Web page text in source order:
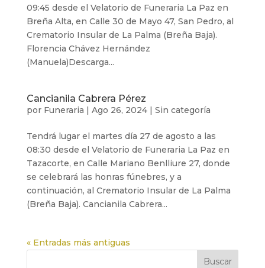
09:45 desde el Velatorio de Funeraria La Paz en
Breña Alta, en Calle 30 de Mayo 47, San Pedro, al
Crematorio Insular de La Palma (Breña Baja).
Florencia Chávez Hernández
(Manuela)Descarga...
Cancianila Cabrera Pérez
por Funeraria | Ago 26, 2024| Sin categoría
Tendrá lugar el martes día 27 de agosto a las
08:30 desde el Velatorio de Funeraria La Paz en
Tazacorte, en Calle Mariano Benlliure 27, donde
se celebrará las honras fúnebres, y a
continuación, al Crematorio Insular de La Palma
(Breña Baja). Cancianila Cabrera...
« Entradas más antiguas